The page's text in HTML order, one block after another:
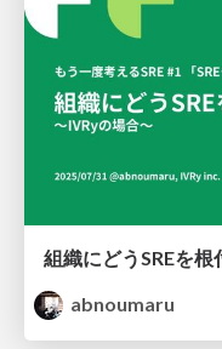
組織にどうSREを
abnoumaru